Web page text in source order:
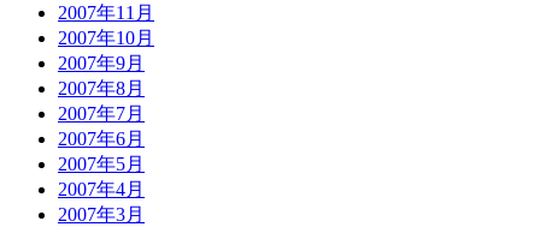
2007年11月
2007年10月
2007年9月
2007年8月
2007年7月
2007年6月
2007年5月
2007年4月
2007年3月